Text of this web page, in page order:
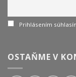
Prihlásením
OSTAŇME V